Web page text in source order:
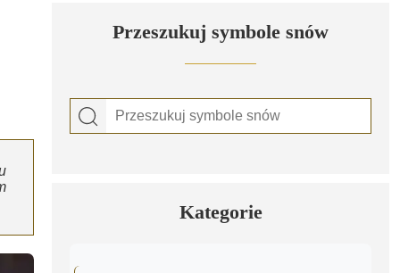
Przeszukuj symbole snów
Kategorie